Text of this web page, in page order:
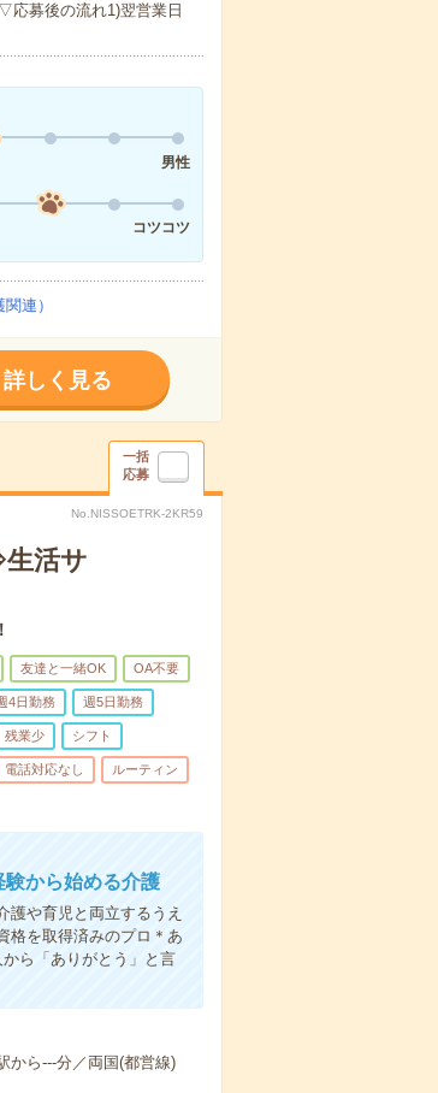
募後の流れ1)翌営業日
男性
コツコツ
連）
詳しく見る
一括
応募
No.NISSOETRK-2KR59
活サ
友達と一緒OK OA不要
4日勤務 週5日勤務
残業少 シフト
電話対応なし ルーティン
から始める介護
護や育児と両立するうえ
格を取得済みのプロ＊あ
ら「ありがとう」と言
から---分／両国(都営線)